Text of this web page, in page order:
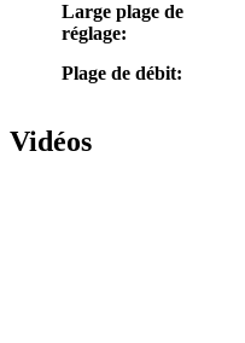
Large plage de
réglage:
Plage de débit:
Vidéos